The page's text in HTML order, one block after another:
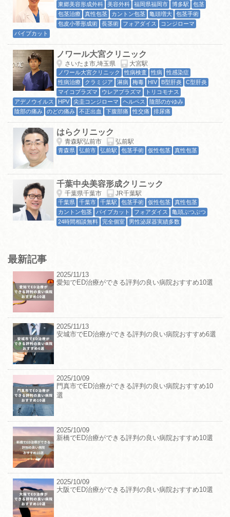
東郷美容形成外科 美容外科 福岡県福岡市 博多駅
包茎
包茎治療
真性包茎 カントン包茎 亀頭増大
包茎手術
包皮小帯形成術
長茎術 フォアダイス
コンジローマ
パイプカット
ノワール大宮クリニック
さいたま市,埼玉県 大宮駅
ノワール大宮クリニック 性病検査 性病
性感染症
性病治療
クラミジア 淋病 梅毒 HIV B型肝炎
C型肝炎
マイコプラズマ
ウレアプラズマ
トリコモナス
アデノウイルス
HPV 尖圭コンジローマ ヘルペス
陰部のかゆみ
陰部の痛み
のどの痛み 不正出血 下腹部痛 性交痛 排尿痛
はらクリニック
青森駅弘前市 弘前駅
青森県 弘前市 弘前駅 包茎手術 仮性包茎 真性包茎
千葉中央美容形成クリニック
千葉県千葉市 JR千葉駅
千葉県 千葉市 千葉駅 包茎手術 仮性包茎
真性包茎
カントン包茎
パイプカット フォアダイス
亀頭ぶつぶつ
24時間相談無料
完全個室 男性泌尿器実績多数
最新記事
2025/11/13
愛知でED治療ができる評判の良い病院おすすめ10選
2025/11/13
安城市でED治療ができる評判の良い病院おすすめ6選
2025/10/09
門真市でED治療ができる評判の良い病院おすすめ10
選
2025/10/09
新橋でED治療ができる評判の良い病院おすすめ10選
2025/10/09
大阪でED治療ができる評判の良い病院おすすめ10選